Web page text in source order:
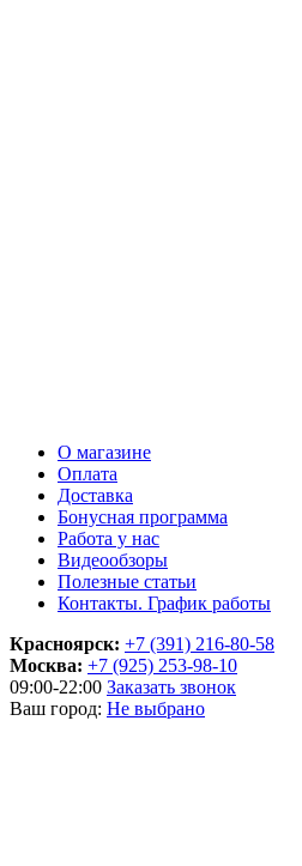
О магазине
Оплата
Доставка
Бонусная программа
Работа у нас
Видеообзоры
Полезные статьи
Контакты. График работы
Красноярск: +7 (391) 216-80-58
Москва: +7 (925) 253-98-10
09:00-22:00 Заказать звонок
Ваш город: Не выбрано